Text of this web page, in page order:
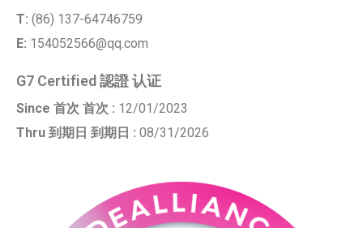
T: (86) 137-64746759
E: 154052566@qq.com
G7 Certified 認證 认证
Since 首次 首次 : 12/01/2023
Thru 到期日 到期日 : 08/31/2026